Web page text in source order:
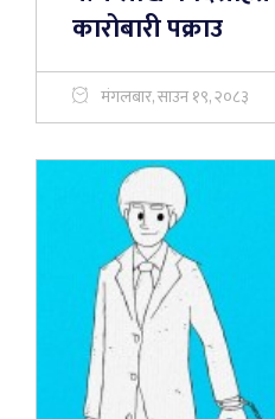
कारोबारी पक्राउ
मंगलबार, साउन १९, २०८३